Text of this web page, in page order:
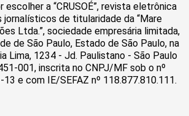
escolher a “CRUSOÉ”, revista eletrônica
de titularidade da “Mare
Ltda.”, sociedade empresária limitada,
de São Paulo, Estado de São Paulo, na
Lima, 1234 - Jd. Paulistano - São Paulo
001, inscrita no CNPJ/MF sob o nº
e com IE/SEFAZ nº 118.877.810.111.